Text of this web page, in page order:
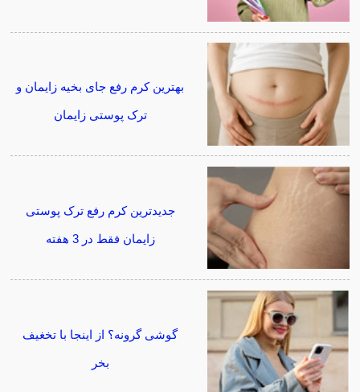
بهترین کرم رفع جای بخیه زایمان و
ترک پوستی زایمان
جدیدترین کرم رفع ترک پوستی
زایمان فقط در 3 هفته
گوشی گرونه؟ از اینجا با تخغیف
بخر